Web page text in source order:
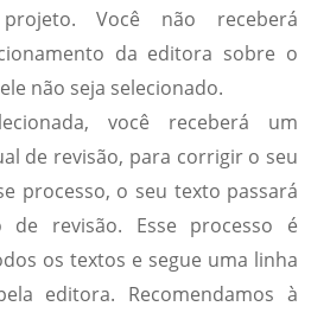
Você não receberá
da editora sobre o
não seja selecionado.
você receberá um
de revisão, para corrigir o seu
processo, o seu texto passará
de revisão. Esse processo é
os textos e segue uma linha
editora. Recomendamos à